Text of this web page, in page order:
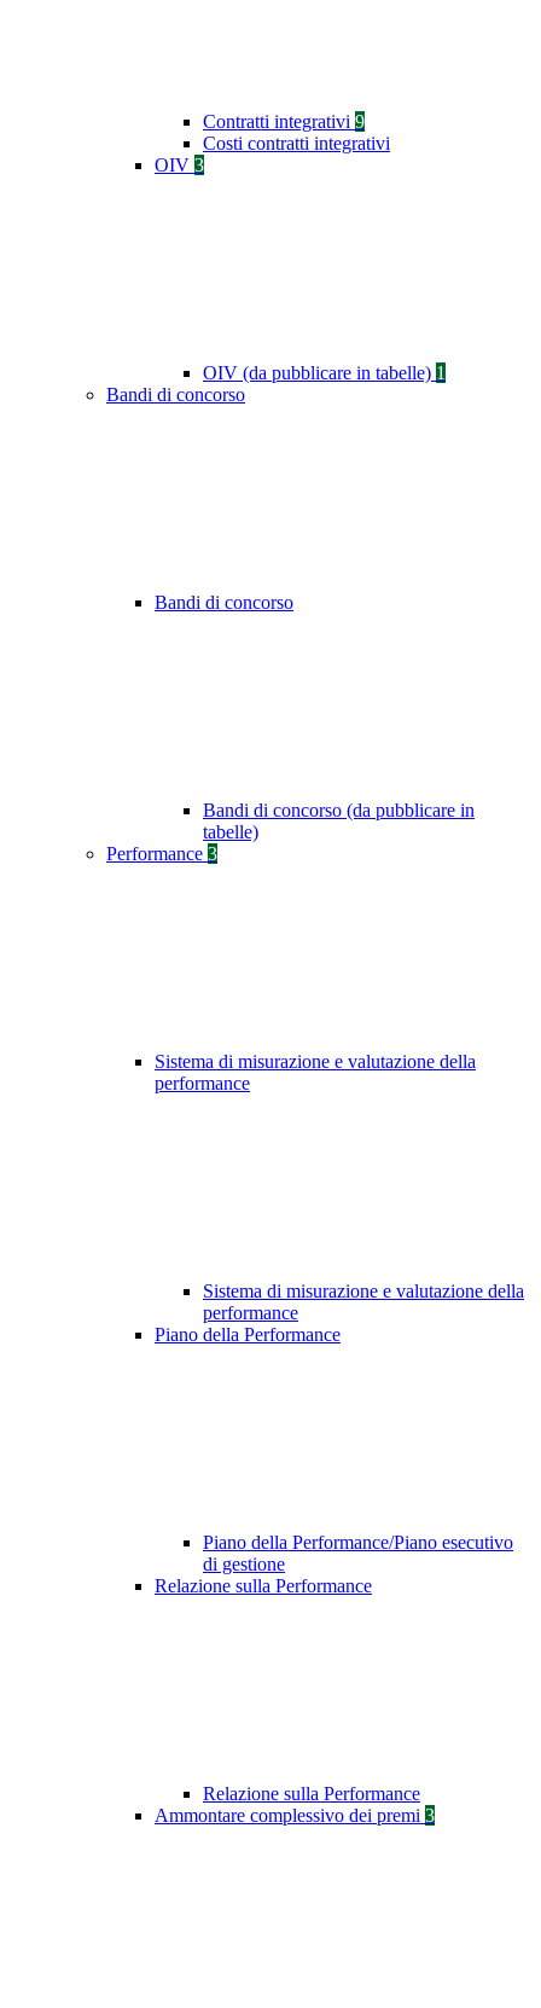
Contratti integrativi 9
Costi contratti integrativi
OIV 3
OIV (da pubblicare in tabelle) 1
Bandi di concorso
Bandi di concorso
Bandi di concorso (da pubblicare in
tabelle)
Performance 3
Sistema di misurazione e valutazione della
performance
Sistema di misurazione e valutazione della
performance
Piano della Performance
Piano della Performance/Piano esecutivo
di gestione
Relazione sulla Performance
Relazione sulla Performance
Ammontare complessivo dei premi 3